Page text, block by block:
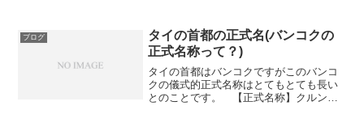
ブログ
タイの首都の正式名(バンコクの
正式名称って？)
タイの首都はバンコクですがこのバンコ
クの儀式的正式名称はとてもとても長い
とのことです。 【正式名称】クルンテ